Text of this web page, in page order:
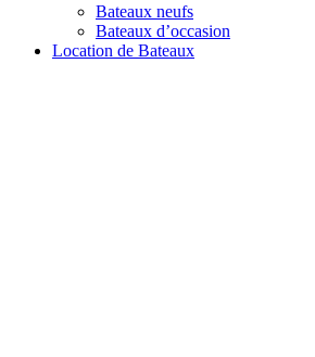
Bateaux neufs
Bateaux d’occasion
Location de Bateaux